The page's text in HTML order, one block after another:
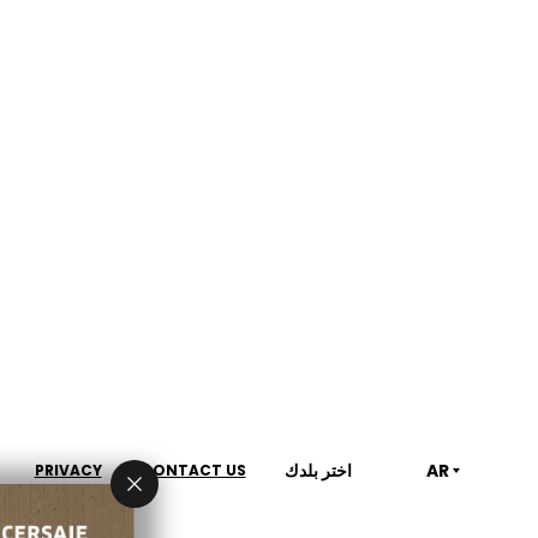
PRIVACY CONTACT US اختر بلدك AR